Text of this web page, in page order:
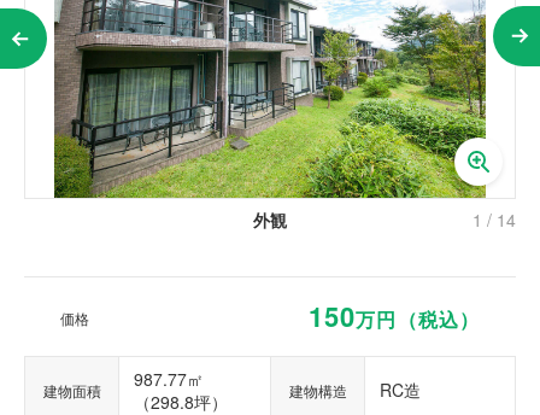
外観 1 / 14
価格 150万円（税込）
建物面積
987.77㎡
（298.8坪）
建物構造 RC造